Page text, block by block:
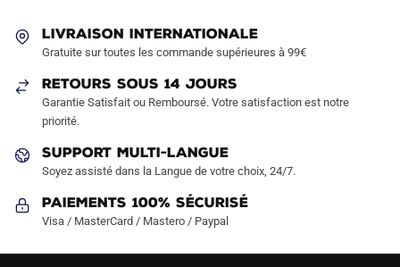
choisies
la
produit
LIVRAISON INTERNATIONALE
Gratuite sur toutes les commande supérieures à 99€
RETOURS SOUS 14 JOURS
Garantie Satisfait ou Remboursé. Votre satisfaction est notre
priorité.
SUPPORT MULTI-LANGUE
Soyez assisté dans la Langue de votre choix, 24/7.
Paiements 100% Sécurisé
Visa / MasterCard / Mastero / Paypal